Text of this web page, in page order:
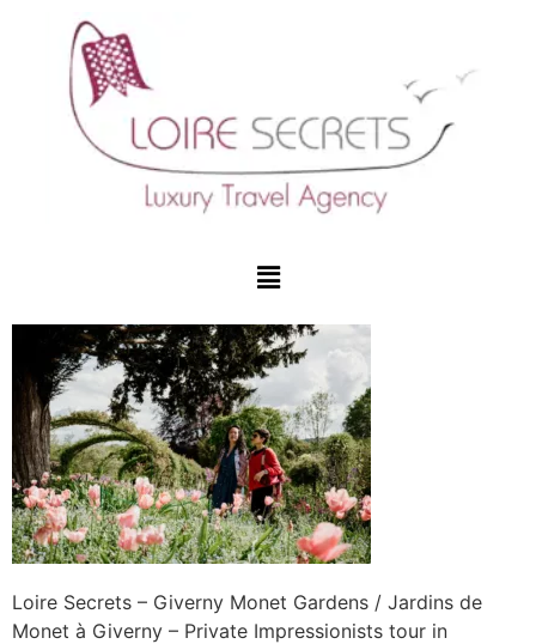
Loire Secrets – Giverny Monet Gardens / Jardins de
Monet à Giverny – Private Impressionists tour in